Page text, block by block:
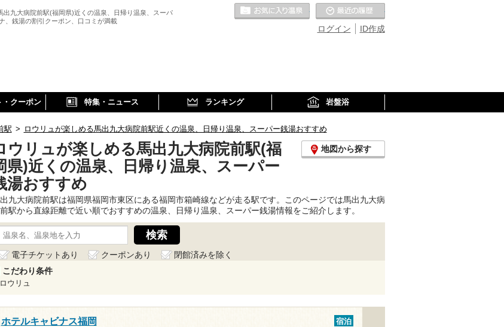
出九大病院前駅(福岡県)近くの温泉、日帰り温泉、スーパ
、銭湯の割引クーポン、口コミが満載
ID作成
ログイン
お気に入りの温泉
・クーポン 特集・ニュース ランキング 岩盤浴
駅 > ロウリュが楽しめる馬出九大病院前駅近くの温泉、日帰り温泉、スーパー銭湯おすすめ
ウリュが楽しめる馬出九大病院前駅(福
県)近くの温泉、日帰り温泉、スーパー
湯おすすめ
地図から探す
九大病院前駅は福岡県福岡市東区にある福岡市箱崎線などが走る駅です。このページでは馬出九大病
駅から直線距離で近い順でおすすめの温泉、日帰り温泉、スーパー銭湯情報をご紹介します。
電子チケットあり クーポンあり
閉館済みを除く
こだわり条件
ロウリュ
ホテルキャビナス福岡 宿泊